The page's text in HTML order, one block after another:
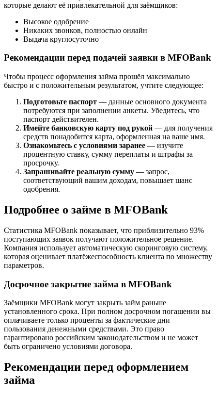
которые делают её привлекательной для заёмщиков:
Высокое одобрение
Никаких звонков, полностью онлайн
Выдача круглосуточно
Рекомендации перед подачей заявки в MFOBank
Чтобы процесс оформления займа прошёл максимально
быстро и с положительным результатом, учтите следующее:
Подготовьте паспорт — данные основного документа
потребуются при заполнении анкеты. Убедитесь, что
паспорт действителен.
Имейте банковскую карту под рукой — для получения
средств понадобится карта, оформленная на ваше имя.
Ознакомьтесь с условиями заранее — изучите
процентную ставку, сумму переплаты и штрафы за
просрочку.
Запрашивайте реальную сумму — запрос,
соответствующий вашим доходам, повышает шанс
одобрения.
Подробнее о займе в MFOBank
Статистика MFOBank показывает, что приблизительно 93%
поступающих заявок получают положительное решение.
Компания использует автоматическую скоринговую систему,
которая оценивает платёжеспособность клиента по множеству
параметров.
Досрочное закрытие займа в MFOBank
Заёмщики MFOBank могут закрыть займ раньше
установленного срока. При полном досрочном погашении вы
оплачиваете только проценты за фактические дни
пользования денежными средствами. Это право
гарантировано российским законодательством и не может
быть ограничено условиями договора.
Рекомендации перед оформлением
займа